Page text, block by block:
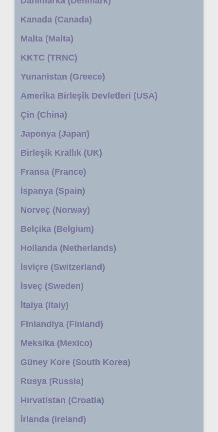
Kanada (Canada)
Malta (Malta)
KKTC (TRNC)
Yunanistan (Greece)
Amerika Birleşik Devletleri (USA)
Çin (China)
Japonya (Japan)
Birleşik Krallık (UK)
Fransa (France)
İspanya (Spain)
Norveç (Norway)
Belçika (Belgium)
Hollanda (Netherlands)
İsviçre (Switzerland)
İsveç (Sweden)
İtalya (Italy)
Finlandiya (Finland)
Meksika (Mexico)
Güney Kore (South Korea)
Rusya (Russia)
Hırvatistan (Croatia)
İrlanda (Ireland)